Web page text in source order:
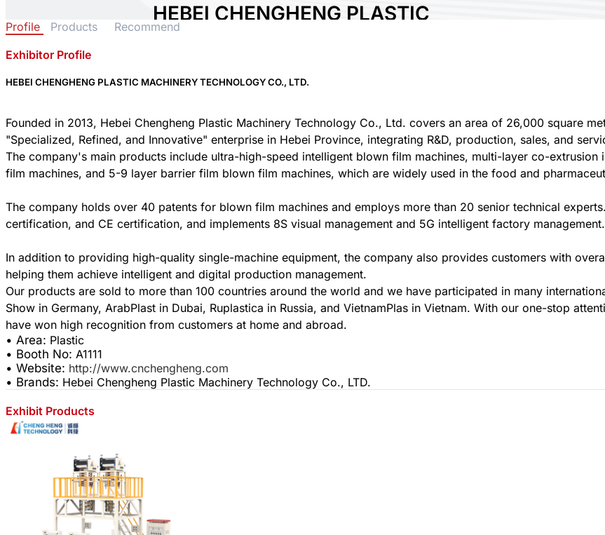
HEBEI CHENGHENG PLASTIC
MACHINERY TECHNOLOGY CO., LTD.
Country:China
Share :
Profile Products Recommend
Exhibitor Profile
HEBEI CHENGHENG PLASTIC MACHINERY TECHNOLOGY CO., LTD.
Founded in 2013, Hebei Chengheng Plastic Machinery Technology Co., Ltd. covers an area of 26,000 square
"Specialized, Refined, and Innovative" enterprise in Hebei Province, integrating R&D, production, sales, and
The company's main products include ultra-high-speed intelligent blown film machines, multi-layer co-
film machines, and 5-9 layer barrier film blown film machines, which are widely used in the food and
The company holds over 40 patents for blown film machines and employs more than 20 senior technical
certification, and CE certification, and implements 8S visual management and 5G intelligent factory management.
In addition to providing high-quality single-machine equipment, the company also provides customers with
helping them achieve intelligent and digital production management.
Our products are sold to more than 100 countries around the world and we have participated in many
Show in Germany, ArabPlast in Dubai, Ruplastica in Russia, and VietnamPlas in Vietnam. With our one-stop
• Area: Plastic
• Booth No: A1111
• Website: http://www.cnchengheng.com
• Brands: Hebei Chengheng Plastic Machinery Technology Co., LTD.
Exhibit Products